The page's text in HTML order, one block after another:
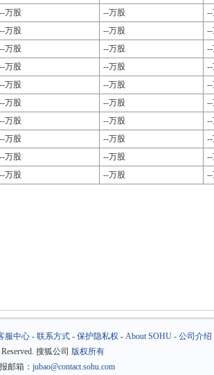
--万股 --万股
--
--万股 --万股
--
--万股 --万股
--
--万股 --万股
--
--万股 --万股
--
--万股 --万股
--
--万股 --万股
--
--万股 --万股
--
--万股 --万股
--
--万股 --万股 --
服中心- 联系方式- 保护隐私权 - About SOHU- 公司介绍
搜狐公司 版权所有
邮箱： jubao@contact.sohu.com